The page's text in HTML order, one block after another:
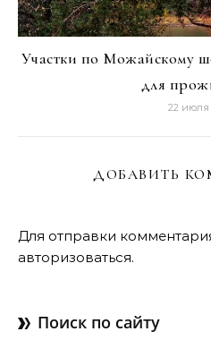
Участки по Можайскому
для
22 июля
ДОБАВИТЬ
Для отправки
авторизоваться.
Поиск по сайту